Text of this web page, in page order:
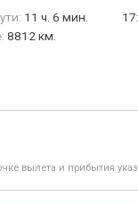
11 ч. 6 мин.
8812 км.
вылета и прибытия